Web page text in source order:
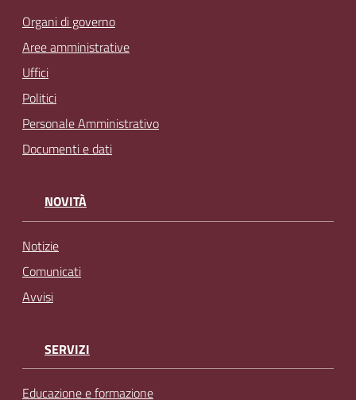
Organi di governo
Aree amministrative
Uffici
Politici
Personale Amministrativo
Documenti e dati
NOVITÀ
Notizie
Comunicati
Avvisi
SERVIZI
Educazione e formazione